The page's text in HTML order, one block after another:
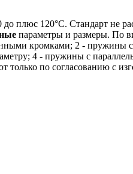
плюс 120°С. Стандарт не
параметры и размеры. По
кромками; 2 - пружины
4 - пружины с
по согласованию с